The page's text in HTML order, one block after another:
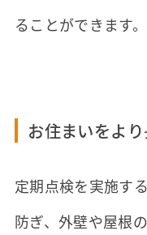
ることができます。
お住まいをよ
定期点検を実施す
防ぎ、外壁や屋根